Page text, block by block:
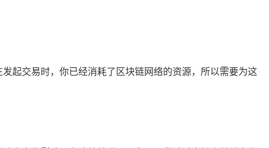
起交易时，你已经消耗了区块链网络的资源，所以需要为这